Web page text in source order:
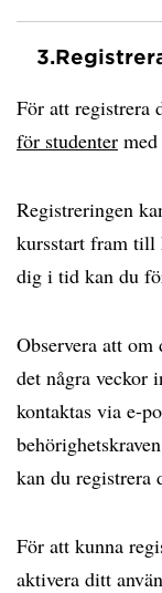
3.
För att registrera
för studenter
Registreringen
kursstart fram till
dig i tid kan du
Observera att om
det några veckor
kontaktas via e-
kan du registrera
För att kunna
aktivera ditt